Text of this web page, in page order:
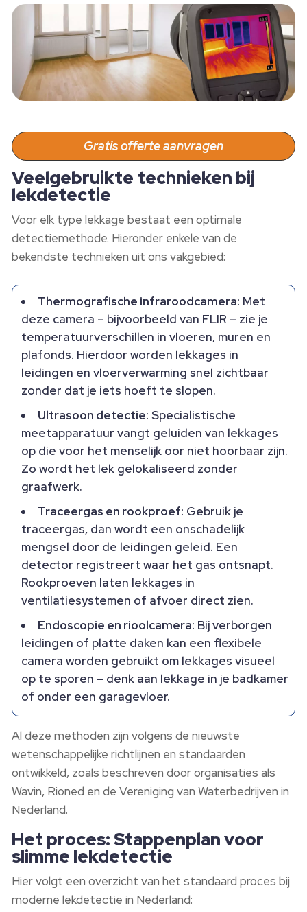
Gratis offerte aanvragen
Veelgebruikte technieken bij
lekdetectie
Voor elk type lekkage bestaat een optimale
detectiemethode. Hieronder enkele van de
bekendste technieken uit ons vakgebied:
Thermografische infraroodcamera: Met
deze camera – bijvoorbeeld van FLIR – zie je
temperatuurverschillen in vloeren, muren en
plafonds. Hierdoor worden lekkages in
leidingen en vloerverwarming snel zichtbaar
zonder dat je iets hoeft te slopen.
Ultrasoon detectie: Specialistische
meetapparatuur vangt geluiden van lekkages
op die voor het menselijk oor niet hoorbaar zijn.
Zo wordt het lek gelokaliseerd zonder
graafwerk.
Traceergas en rookproef: Gebruik je
traceergas, dan wordt een onschadelijk
mengsel door de leidingen geleid. Een
detector registreert waar het gas ontsnapt.
Rookproeven laten lekkages in
ventilatiesystemen of afvoer direct zien.
Endoscopie en rioolcamera: Bij verborgen
leidingen of platte daken kan een flexibele
camera worden gebruikt om lekkages visueel
op te sporen – denk aan lekkage in je badkamer
of onder een garagevloer.
Al deze methoden zijn volgens de nieuwste
wetenschappelijke richtlijnen en standaarden
ontwikkeld, zoals beschreven door organisaties als
Wavin, Rioned en de Vereniging van Waterbedrijven in
Nederland.
Het proces: Stappenplan voor
slimme lekdetectie
Hier volgt een overzicht van het standaard proces bij
moderne lekdetectie in Nederland: